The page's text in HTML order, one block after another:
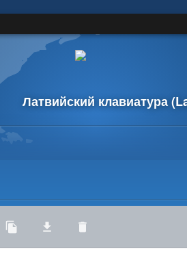
Латвийский клавиатура